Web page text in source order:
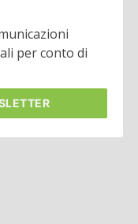
per conto di